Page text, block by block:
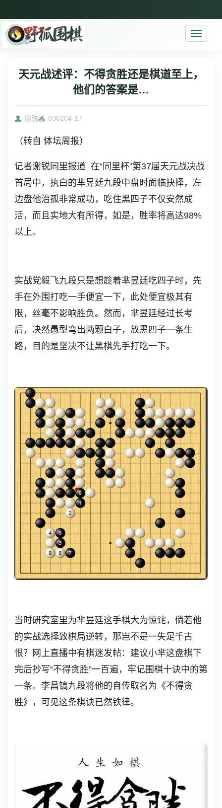
Toggle
天元战述评：不得贪胜还是棋道至上，
他们的答案是…
谢锐 836204-17
（转自 体坛周报）
记者谢锐同里报道 在“同里杯”第37届天元战决战
首局中，执白的芈昱廷九段中盘时面临抉择，左
边盘他治孤非常成功，吃住黑四子不仅安然成
活，而且实地大有所得，如是，胜率将高达98%
以上。
实战党毅飞九段只是想趁着芈昱廷吃四子时，先
手在外围打吃一手便宜一下，此处便宜极其有
限，丝毫不影响胜负。然而，芈昱廷经过长考
后，决然愚型弯出两颗白子，放黑四子一条生
路，目的是坚决不让黑棋先手打吃一下。
当时研究室里为芈昱廷这手棋大为惊诧，倘若他
的实战选择致棋局逆转，那岂不是一失足千古
恨？网上直播中有棋迷发帖：建议小芈这盘棋下
完后抄写“不得贪胜”一百遍，牢记围棋十诀中的第
一条。李昌镐九段将他的自传取名为《不得贪
胜》，可见这条棋诀已然铁律。